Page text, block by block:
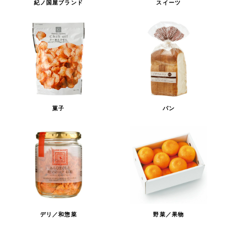
紀ノ国屋ブランド スイーツ
菓子 パン
デリ／和惣菜 野菜／果物